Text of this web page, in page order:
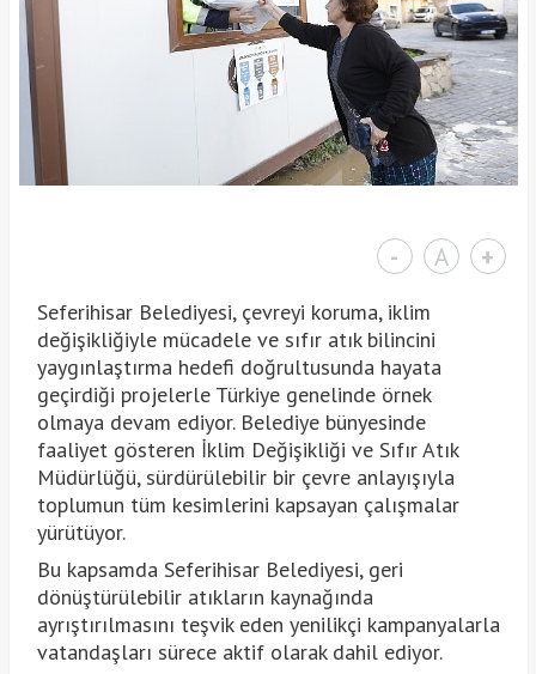
- A +
Seferihisar Belediyesi, çevreyi koruma, iklim
değişikliğiyle mücadele ve sıfır atık bilincini
yaygınlaştırma hedefi doğrultusunda hayata
geçirdiği projelerle Türkiye genelinde örnek
olmaya devam ediyor. Belediye bünyesinde
faaliyet gösteren İklim Değişikliği ve Sıfır Atık
Müdürlüğü, sürdürülebilir bir çevre anlayışıyla
toplumun tüm kesimlerini kapsayan çalışmalar
yürütüyor.
Bu kapsamda Seferihisar Belediyesi, geri
dönüştürülebilir atıkların kaynağında
ayrıştırılmasını teşvik eden yenilikçi kampanyalarla
vatandaşları sürece aktif olarak dahil ediyor.